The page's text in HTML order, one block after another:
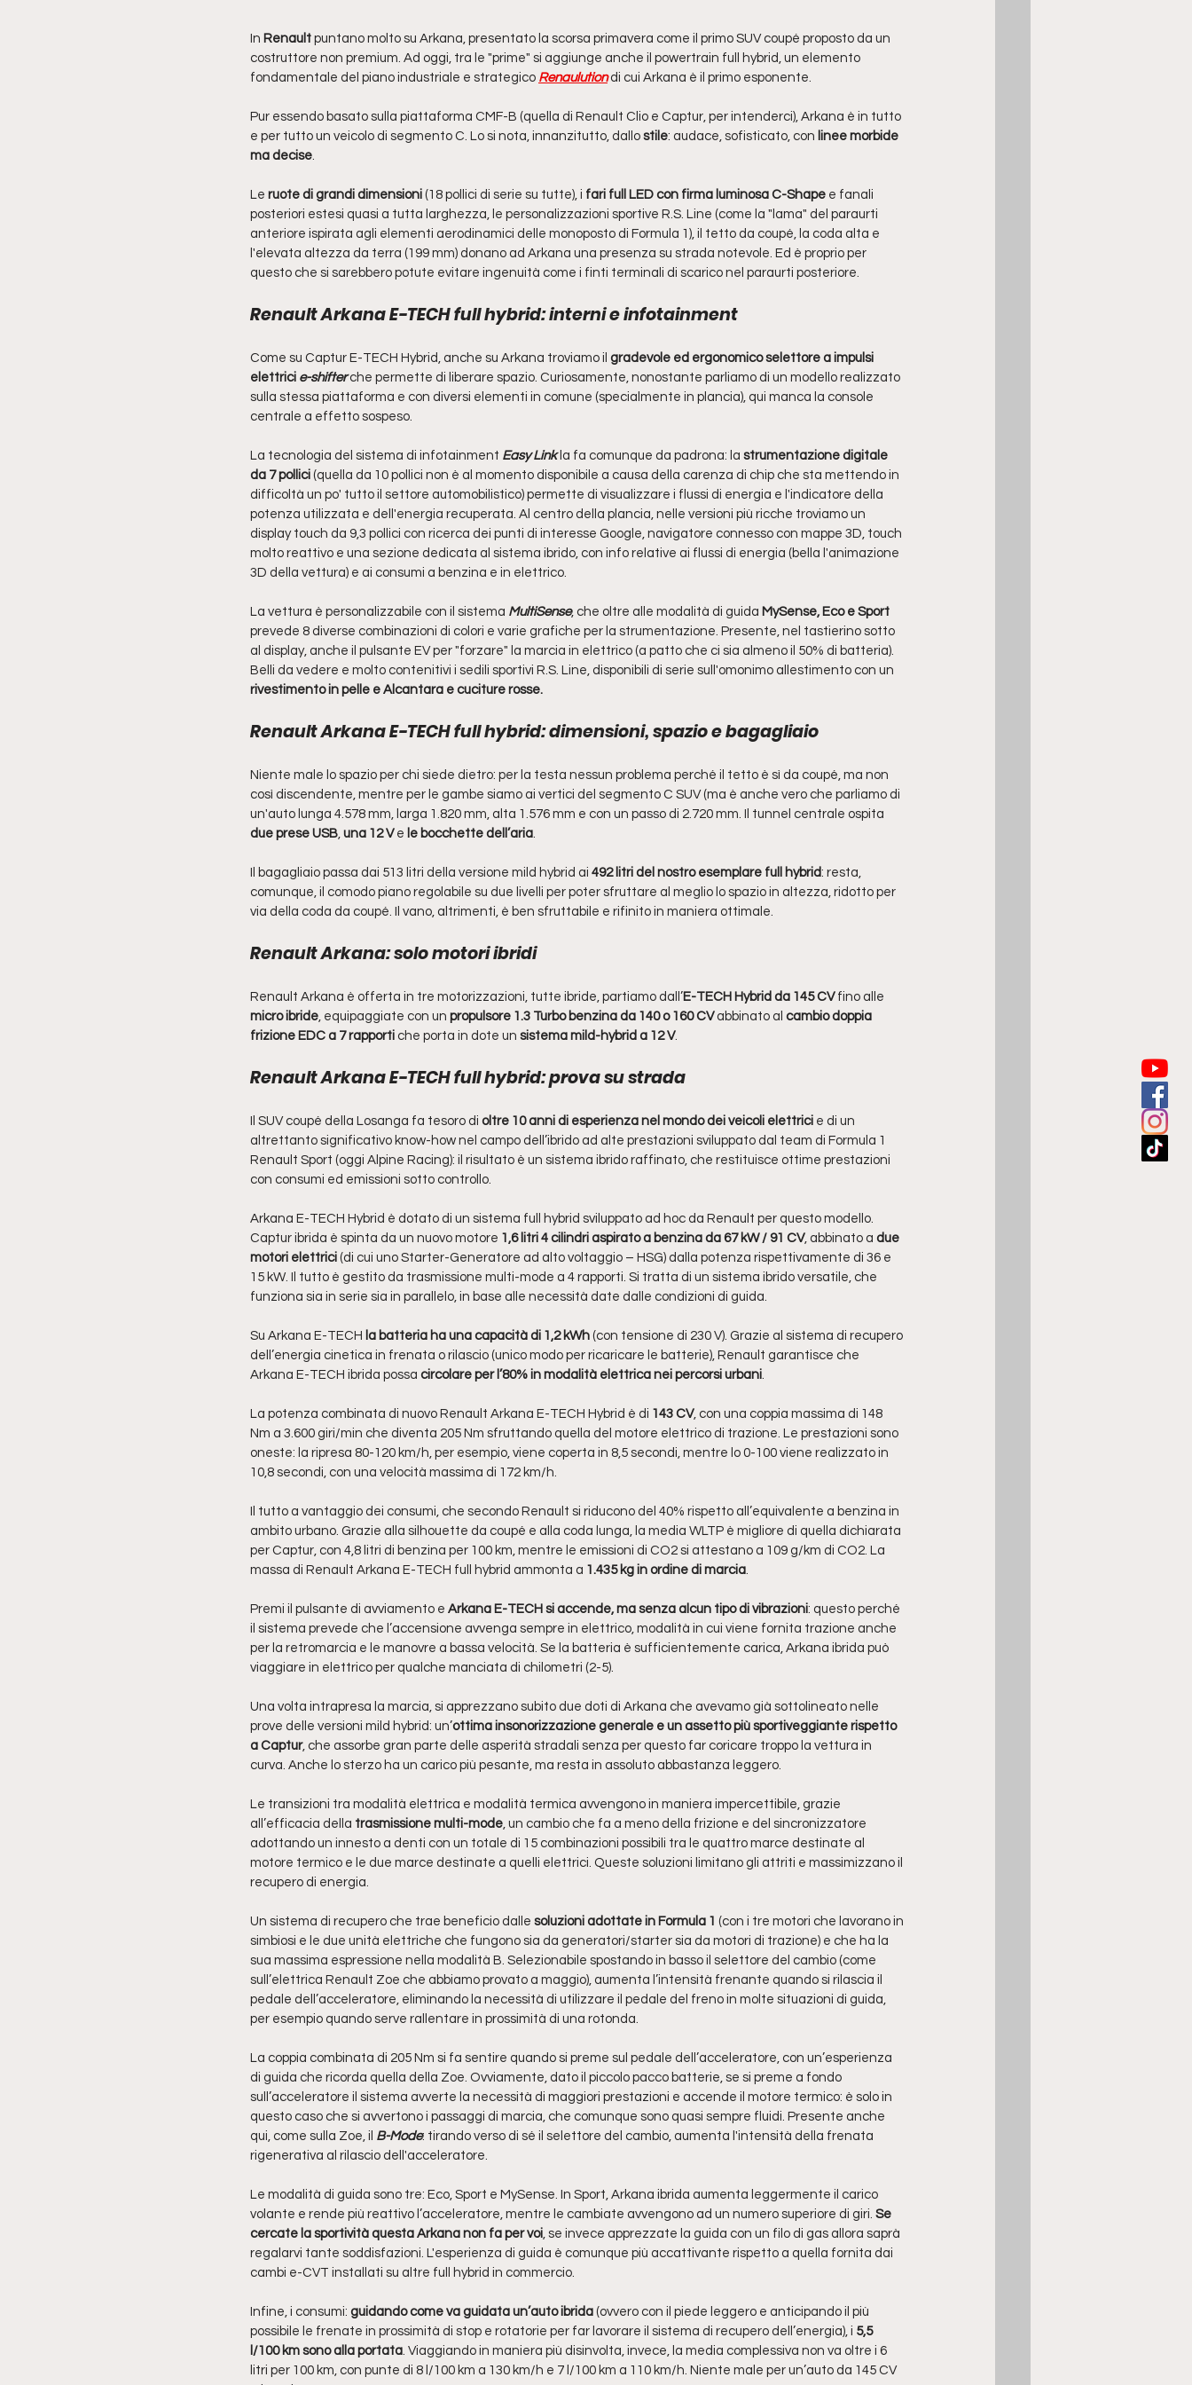
In Renault puntano molto su Arkana, presentato la scorsa primavera come il primo SUV coupé proposto da un
costruttore non premium. Ad oggi, tra le "prime" si aggiunge anche il powertrain full hybrid, un elemento
fondamentale del piano industriale e strategico Renaulution di cui Arkana è il primo esponente.
Pur essendo basato sulla piattaforma CMF-B (quella di Renault Clio e Captur, per intenderci), Arkana è in tutto
e per tutto un veicolo di segmento C. Lo si nota, innanzitutto, dallo stile: audace, sofisticato, con linee morbide
ma decise.
Le ruote di grandi dimensioni (18 pollici di serie su tutte), i fari full LED con firma luminosa C-Shape e fanali
posteriori estesi quasi a tutta larghezza, le personalizzazioni sportive R.S. Line (come la "lama" del paraurti
anteriore ispirata agli elementi aerodinamici delle monoposto di Formula 1), il tetto da coupé, la coda alta e
l'elevata altezza da terra (199 mm) donano ad Arkana una presenza su strada notevole. Ed è proprio per
questo che si sarebbero potute evitare ingenuità come i finti terminali di scarico nel paraurti posteriore.
Renault Arkana E-TECH full hybrid: interni e infotainment
Come su Captur E-TECH Hybrid, anche su Arkana troviamo il gradevole ed ergonomico selettore a impulsi
elettrici e-shifter che permette di liberare spazio. Curiosamente, nonostante parliamo di un modello realizzato
sulla stessa piattaforma e con diversi elementi in comune (specialmente in plancia), qui manca la console
centrale a effetto sospeso.
La tecnologia del sistema di infotainment Easy Link la fa comunque da padrona: la strumentazione digitale
da 7 pollici (quella da 10 pollici non è al momento disponibile a causa della carenza di chip che sta mettendo in
difficoltà un po' tutto il settore automobilistico) permette di visualizzare i flussi di energia e l'indicatore della
potenza utilizzata e dell'energia recuperata. Al centro della plancia, nelle versioni più ricche troviamo un
display touch da 9,3 pollici con ricerca dei punti di interesse Google, navigatore connesso con mappe 3D, touch
molto reattivo e una sezione dedicata al sistema ibrido, con info relative ai flussi di energia (bella l'animazione
3D della vettura) e ai consumi a benzina e in elettrico.
La vettura è personalizzabile con il sistema MultiSense, che oltre alle modalità di guida MySense, Eco e Sport
prevede 8 diverse combinazioni di colori e varie grafiche per la strumentazione. Presente, nel tastierino sotto
al display, anche il pulsante EV per "forzare" la marcia in elettrico (a patto che ci sia almeno il 50% di batteria).
Belli da vedere e molto contenitivi i sedili sportivi R.S. Line, disponibili di serie sull'omonimo allestimento con un
rivestimento in pelle e Alcantara e cuciture rosse.
Renault Arkana E-TECH full hybrid: dimensioni, spazio e bagagliaio
Niente male lo spazio per chi siede dietro: per la testa nessun problema perché il tetto è sì da coupé, ma non
così discendente, mentre per le gambe siamo ai vertici del segmento C SUV (ma è anche vero che parliamo di
un'auto lunga 4.578 mm, larga 1.820 mm, alta 1.576 mm e con un passo di 2.720 mm. Il tunnel centrale ospita
due prese USB, una 12 V e le bocchette dell’aria.
Il bagagliaio passa dai 513 litri della versione mild hybrid ai 492 litri del nostro esemplare full hybrid: resta,
comunque, il comodo piano regolabile su due livelli per poter sfruttare al meglio lo spazio in altezza, ridotto per
via della coda da coupé. Il vano, altrimenti, è ben sfruttabile e rifinito in maniera ottimale.
Renault Arkana: solo motori ibridi
Renault Arkana è offerta in tre motorizzazioni, tutte ibride, partiamo dall’E-TECH Hybrid da 145 CV fino alle
micro ibride, equipaggiate con un propulsore 1.3 Turbo benzina da 140 o 160 CV abbinato al cambio doppia
frizione EDC a 7 rapporti che porta in dote un sistema mild-hybrid a 12 V.
Renault Arkana E-TECH full hybrid: prova su strada
Il SUV coupé della Losanga fa tesoro di oltre 10 anni di esperienza nel mondo dei veicoli elettrici e di un
altrettanto significativo know-how nel campo dell’ibrido ad alte prestazioni sviluppato dal team di Formula 1
Renault Sport (oggi Alpine Racing): il risultato è un sistema ibrido raffinato, che restituisce ottime prestazioni
con consumi ed emissioni sotto controllo.
Arkana E-TECH Hybrid è dotato di un sistema full hybrid sviluppato ad hoc da Renault per questo modello.
Captur ibrida è spinta da un nuovo motore 1,6 litri 4 cilindri aspirato a benzina da 67 kW / 91 CV, abbinato a due
motori elettrici (di cui uno Starter-Generatore ad alto voltaggio – HSG) dalla potenza rispettivamente di 36 e
15 kW. Il tutto è gestito da trasmissione multi-mode a 4 rapporti. Si tratta di un sistema ibrido versatile, che
funziona sia in serie sia in parallelo, in base alle necessità date dalle condizioni di guida.
Su Arkana E-TECH la batteria ha una capacità di 1,2 kWh (con tensione di 230 V). Grazie al sistema di recupero
dell’energia cinetica in frenata o rilascio (unico modo per ricaricare le batterie), Renault garantisce che
Arkana E-TECH ibrida possa circolare per l’80% in modalità elettrica nei percorsi urbani.
La potenza combinata di nuovo Renault Arkana E-TECH Hybrid è di 143 CV, con una coppia massima di 148
Nm a 3.600 giri/min che diventa 205 Nm sfruttando quella del motore elettrico di trazione. Le prestazioni sono
oneste: la ripresa 80-120 km/h, per esempio, viene coperta in 8,5 secondi, mentre lo 0-100 viene realizzato in
10,8 secondi, con una velocità massima di 172 km/h.
Il tutto a vantaggio dei consumi, che secondo Renault si riducono del 40% rispetto all’equivalente a benzina in
ambito urbano. Grazie alla silhouette da coupé e alla coda lunga, la media WLTP è migliore di quella dichiarata
per Captur, con 4,8 litri di benzina per 100 km, mentre le emissioni di CO2 si attestano a 109 g/km di CO2. La
massa di Renault Arkana E-TECH full hybrid ammonta a 1.435 kg in ordine di marcia.
Premi il pulsante di avviamento e Arkana E-TECH si accende, ma senza alcun tipo di vibrazioni: questo perché
il sistema prevede che l’accensione avvenga sempre in elettrico, modalità in cui viene fornita trazione anche
per la retromarcia e le manovre a bassa velocità. Se la batteria è sufficientemente carica, Arkana ibrida può
viaggiare in elettrico per qualche manciata di chilometri (2-5).
Una volta intrapresa la marcia, si apprezzano subito due doti di Arkana che avevamo già sottolineato nelle
prove delle versioni mild hybrid: un’ottima insonorizzazione generale e un assetto più sportiveggiante rispetto
a Captur, che assorbe gran parte delle asperità stradali senza per questo far coricare troppo la vettura in
curva. Anche lo sterzo ha un carico più pesante, ma resta in assoluto abbastanza leggero.
Le transizioni tra modalità elettrica e modalità termica avvengono in maniera impercettibile, grazie
all’efficacia della trasmissione multi-mode, un cambio che fa a meno della frizione e del sincronizzatore
adottando un innesto a denti con un totale di 15 combinazioni possibili tra le quattro marce destinate al
motore termico e le due marce destinate a quelli elettrici. Queste soluzioni limitano gli attriti e massimizzano il
recupero di energia.
Un sistema di recupero che trae beneficio dalle soluzioni adottate in Formula 1 (con i tre motori che lavorano in
simbiosi e le due unità elettriche che fungono sia da generatori/starter sia da motori di trazione) e che ha la
sua massima espressione nella modalità B. Selezionabile spostando in basso il selettore del cambio (come
sull’elettrica Renault Zoe che abbiamo provato a maggio), aumenta l’intensità frenante quando si rilascia il
pedale dell’acceleratore, eliminando la necessità di utilizzare il pedale del freno in molte situazioni di guida,
per esempio quando serve rallentare in prossimità di una rotonda.
La coppia combinata di 205 Nm si fa sentire quando si preme sul pedale dell’acceleratore, con un’esperienza
di guida che ricorda quella della Zoe. Ovviamente, dato il piccolo pacco batterie, se si preme a fondo
sull’acceleratore il sistema avverte la necessità di maggiori prestazioni e accende il motore termico: è solo in
questo caso che si avvertono i passaggi di marcia, che comunque sono quasi sempre fluidi. Presente anche
qui, come sulla Zoe, il B-Mode: tirando verso di sé il selettore del cambio, aumenta l'intensità della frenata
rigenerativa al rilascio dell'acceleratore.
Le modalità di guida sono tre: Eco, Sport e MySense. In Sport, Arkana ibrida aumenta leggermente il carico
volante e rende più reattivo l’acceleratore, mentre le cambiate avvengono ad un numero superiore di giri. Se
cercate la sportività questa Arkana non fa per voi, se invece apprezzate la guida con un filo di gas allora saprà
regalarvi tante soddisfazioni. L'esperienza di guida è comunque più accattivante rispetto a quella fornita dai
cambi e-CVT installati su altre full hybrid in commercio.
Infine, i consumi: guidando come va guidata un’auto ibrida (ovvero con il piede leggero e anticipando il più
possibile le frenate in prossimità di stop e rotatorie per far lavorare il sistema di recupero dell’energia), i 5,5
l/100 km sono alla portata. Viaggiando in maniera più disinvolta, invece, la media complessiva non va oltre i 6
litri per 100 km, con punte di 8 l/100 km a 130 km/h e 7 l/100 km a 110 km/h. Niente male per un’auto da 145 CV